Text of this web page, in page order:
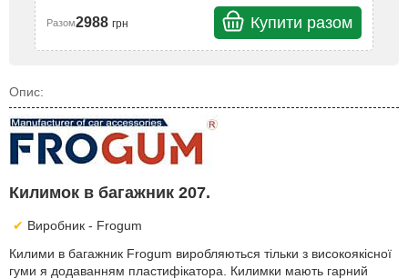
Разом2988 грн Купити разом
Опис:
Килимок в багажник 207.
Виробник - Frogum
Килими в багажник Frogum виробляються тільки з високоякісної
гуми я додаванням пластифікатора. Килимки мають гарний